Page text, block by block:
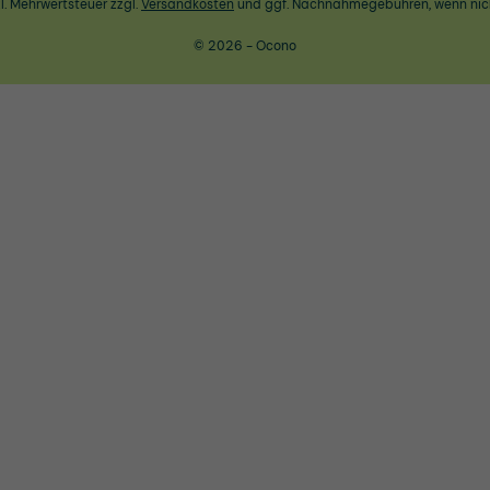
Mehrwertsteuer zzgl.Versandkosten und ggf. Nachnahmegebühren, wenn
© 2026 - Ocono